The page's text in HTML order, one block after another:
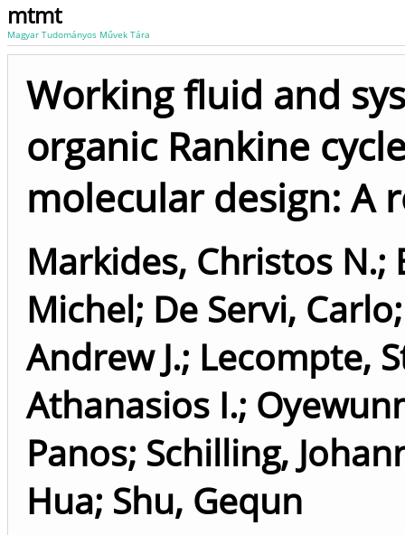
mtmt
Magyar Tudományos Művek Tára
Working fluid and
organic Rankine
molecular design: A
Markides, Christos N.;
Michel; De Servi, Carlo
Andrew J.; Lecompte,
Athanasios I.;
Panos; Schilling,
Hua; Shu, Gequn